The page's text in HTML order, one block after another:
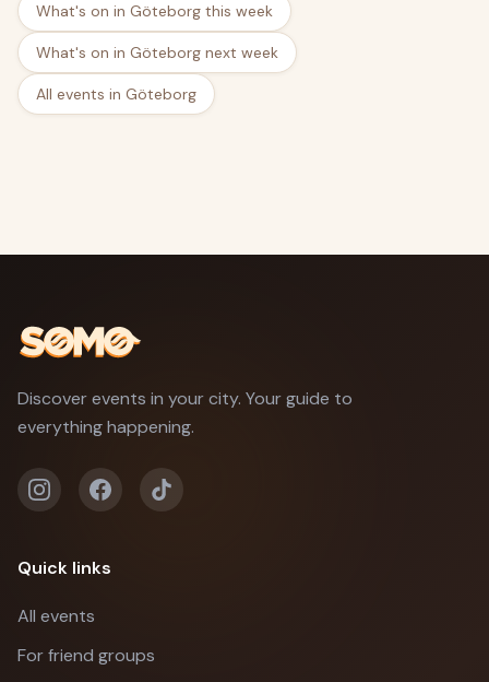
What's on in Göteborg this week
What's on in Göteborg next week
All events in Göteborg
Discover events in your city. Your guide to
everything happening.
Quick links
All events
For friend groups